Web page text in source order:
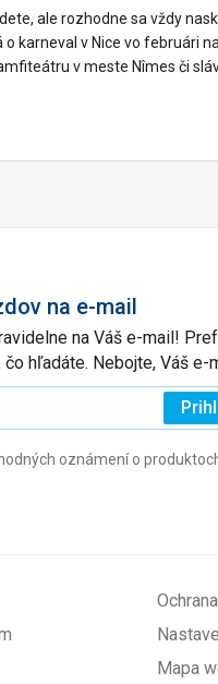
ale rozhodne sa vždy
karneval v Nice vo februári
v meste Nîmes či
na e-mail
na Váš e-mail!
hľadáte. Nebojte, Váš
oznámení o
Mapa